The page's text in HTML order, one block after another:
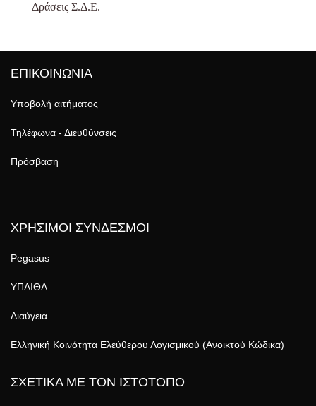
Δράσεις Σ.Δ.Ε.
ΕΠΙΚΟΙΝΩΝΙΑ
Υποβολή αιτήματος
Τηλέφωνα - Διευθύνσεις
Πρόσβαση
ΧΡΗΣΙΜΟΙ ΣΥΝΔΕΣΜΟΙ
Pegasus
ΥΠΑΙΘΑ
Διαύγεια
Ελληνική Κοινότητα Ελεύθερου Λογισμικού (Ανοικτού Κώδικα)
ΣΧΕΤΙΚΑ ΜΕ ΤΟΝ ΙΣΤΟΤΟΠΟ